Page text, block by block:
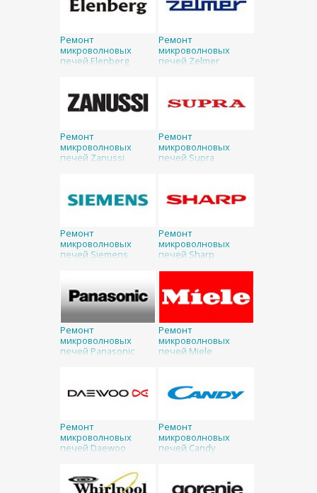
Ремонт
микроволновых
печей Elenberg
Ремонт
микроволновых
печей Zelmer
Ремонт
микроволновых
печей Zanussi
Ремонт
микроволновых
печей Supra
Ремонт
микроволновых
печей Siemens
Ремонт
микроволновых
печей Sharp
Ремонт
микроволновых
печей Panasonic
Ремонт
микроволновых
печей Miele
Ремонт
микроволновых
печей Daewoo
Ремонт
микроволновых
печей Candy